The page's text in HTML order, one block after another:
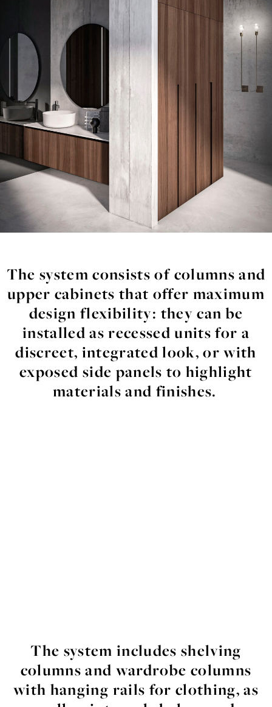
The systemconsists ofcolumns and
upper cabinets that offer maximum
designflexibility: they can be
installed as recessed units for a
discreet, integrated look, or with
exposed side panels to highlight
materials and finishes.
The system includes shelving
columns and wardrobe columns
with hanging rails for clothing,as